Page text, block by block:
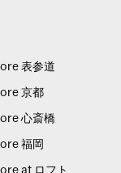
表参道
京都
心斎橋
福岡
at ロフト